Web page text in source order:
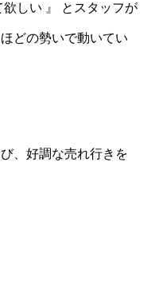
欲しい 』 とスタッフが
どの勢いで動いてい
、好調な売れ行きを